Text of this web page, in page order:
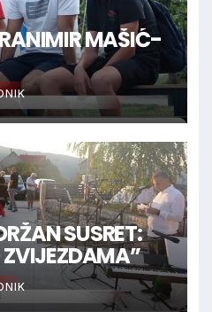
MAŠIĆ-
SUSRET:
ZVIJEZDAMA”